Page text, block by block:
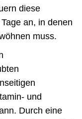
diese
an, in denen
muss.
und
Durch eine